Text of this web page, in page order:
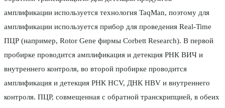
амплификации используется технология TaqMan, поэтому для
амплификации используется прибор для проведения Real-Time
ПЦР (например, Rotor Gene фирмы Corbett Research). В первой
пробирке проводится амплификация и детекция РНК ВИЧ и
внутреннего контроля, во второй пробирке проводится
амплификация и детекция РНК HCV, ДНК HBV и внутреннего
контроля. ПЦР, совмещенная с обратной транскрипцией, в обеих